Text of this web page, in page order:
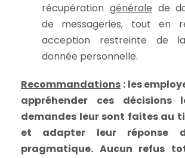
récupération générale de
de messageries, tout en
acception restreinte de
donnée personnelle.
Recommandations : les
appréhender ces décisions
demandes leur sont faites au
et adapter leur réponse
pragmatique. Aucun refus